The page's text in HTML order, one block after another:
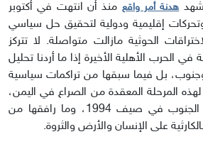
هدنة أمر واقع منذ أن انتهت في أكتوبر
وتحركات إقليمية ودولية لتحقيق حل سياسي
الحوثية مازالت متواصلة. لا تتركز
في الحرب الأهلية الأخيرة إذا ما أردنا تحليل
بل فيما سبقها من تراكمات سياسية
المرحلة المعقدة من الصراع في اليمن،
ليس آخرها حرب اجتياح الجنوب في صيف 1994، وما رافقها من
على الإنسان والأرض والثروة.